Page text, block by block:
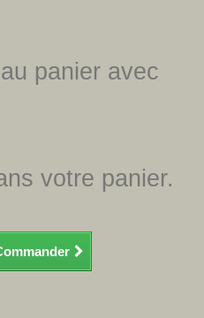
panier avec
votre panier.